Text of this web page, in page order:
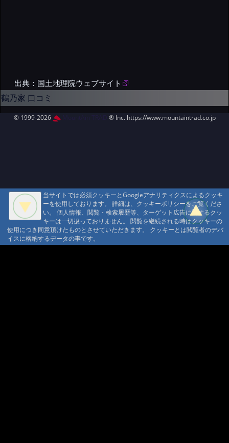
出典：国土地理院ウェブサイト
鶴乃家 口コミ
© 1999-2026 MountAin TRAD ® Inc. https://www.mountaintrad.co.jp
当サイトでは必須クッキーとGoogleアナリティクスによるクッキ
ーを使用しております。 詳細は、クッキーポリシーをご覧くださ
い。 個人情報、閲覧・検索履歴等、ターゲット広告に関するクッ
キーは一切扱っておりません。 閲覧を継続される時はクッキーの
使用につき同意頂けたものとさせていただきます。 クッキーとは閲覧者のデバ
イスに格納するデータの事です。